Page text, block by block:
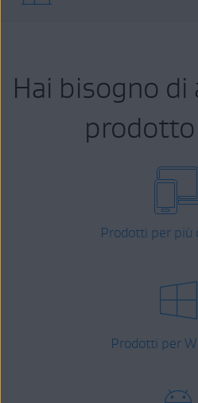
Hai bisogno
prodotto
Prodotti per più
Prodotti per